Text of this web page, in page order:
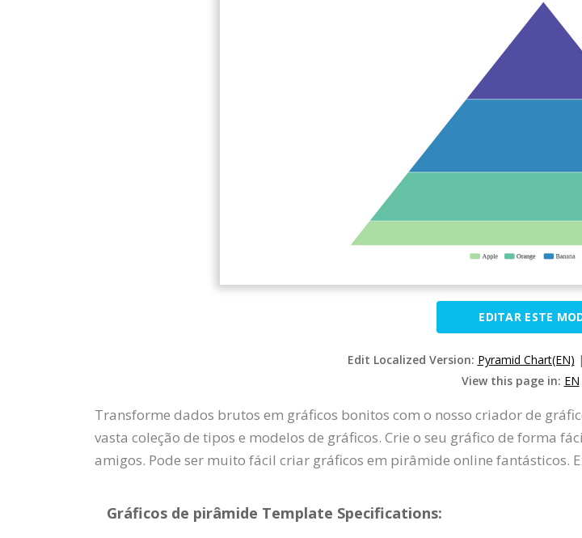
EDITAR ESTE
Edit Localized Version: Pyramid Chart(EN) |
View this page in: EN
Transforme dados brutos em gráficos bonitos com o nosso criador de
vasta coleção de tipos e modelos de gráficos. Crie o seu gráfico de forma
amigos. Pode ser muito fácil criar gráficos em pirâmide online fantásticos.
Gráficos de pirâmide Template Specifications: